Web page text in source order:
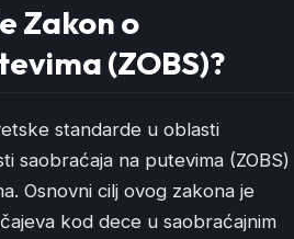
Zakon o
(ZOBS)?
standarde u oblasti
saobraćaja na putevima (ZOBS)
Osnovni cilj ovog zakona je
kod dece u saobraćajnim